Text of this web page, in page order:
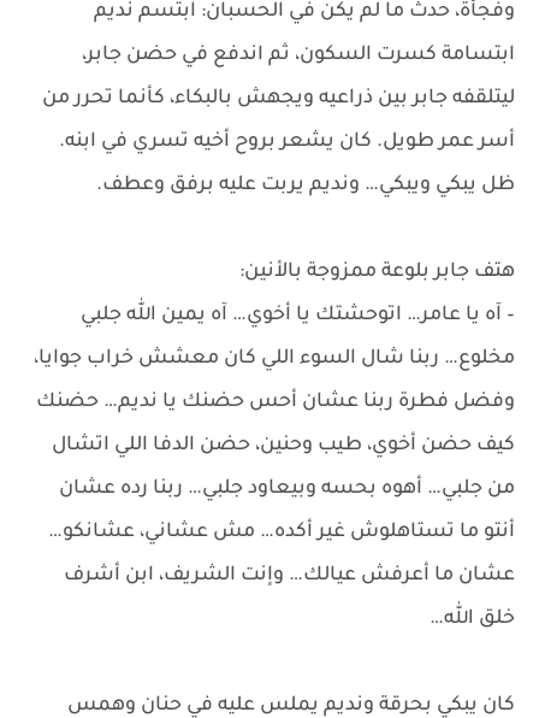
وفجأة، حدث ما لم يكن في الحسبان: ابتسم نديم
ابتسامة كسرت السكون، ثم اندفع في حضن جابر،
ليتلقفه جابر بين ذراعيه ويجهش بالبكاء، كأنما تحرر من
أسر عمر طويل. كان يشعر بروح أخيه تسري في ابنه.
ظل يبكي ويبكي… ونديم يربت عليه برفق وعطف.
هتف جابر بلوعة ممزوجة بالأنين:
– آه يا عامر… اتوحشتك يا أخوي… آه يمين الله جلبي
مخلوع… ربنا شال السوء اللي كان معشش خراب جوايا،
وفضل فطرة ربنا عشان أحس حضنك يا نديم… حضنك
كيف حضن أخوي، طيب وحنين، حضن الدفا اللي اتشال
من جلبي… أهوه بحسه وبيعاود جلبي… ربنا رده عشان
أنتو ما تستاهلوش غير أكده… مش عشاني، عشانكو…
عشان ما أعرفش عيالك… وإنت الشريف، ابن أشرف
خلق الله…
كان يبكي بحرقة ونديم يملس عليه في حنان وهمس